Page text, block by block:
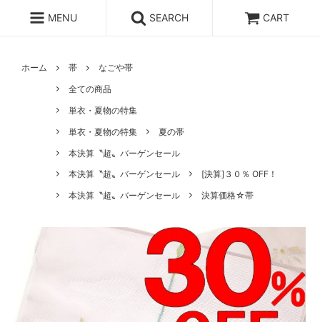
MENU SEARCH CART
ホーム 帯
なごや帯
全ての商品
単衣・夏物の特集
単衣・夏物の特集
夏の帯
本決算〝超〟バーゲンセール
本決算〝超〟バーゲンセール
[決算]３０％ OFF！
本決算〝超〟バーゲンセール
決算価格☆帯